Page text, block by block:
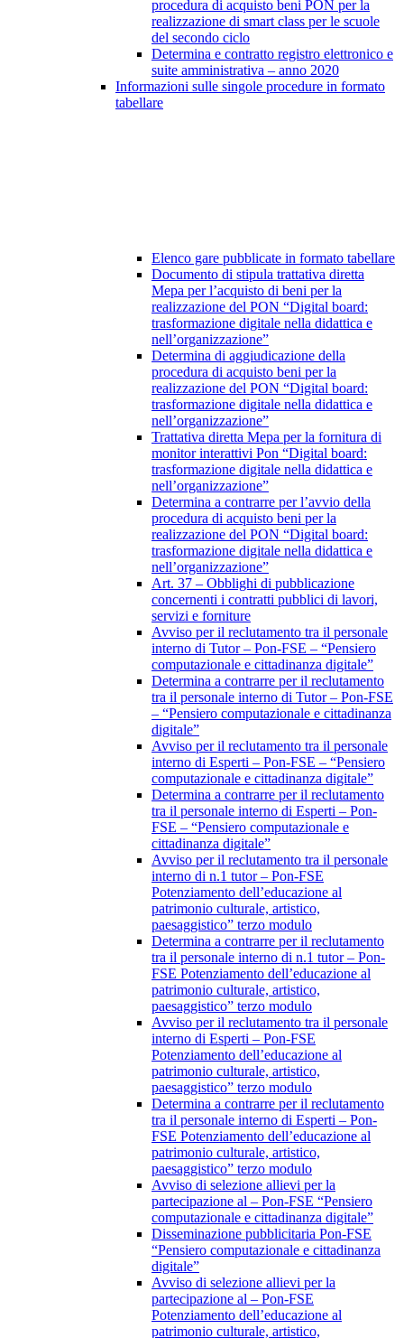
procedura di acquisto beni PON per la
realizzazione di smart class per le scuole
del secondo ciclo
Determina e contratto registro elettronico e
suite amministrativa – anno 2020
Informazioni sulle singole procedure in formato
tabellare
Elenco gare pubblicate in formato tabellare
Documento di stipula trattativa diretta
Mepa per l’acquisto di beni per la
realizzazione del PON “Digital board:
trasformazione digitale nella didattica e
nell’organizzazione”
Determina di aggiudicazione della
procedura di acquisto beni per la
realizzazione del PON “Digital board:
trasformazione digitale nella didattica e
nell’organizzazione”
Trattativa diretta Mepa per la fornitura di
monitor interattivi Pon “Digital board:
trasformazione digitale nella didattica e
nell’organizzazione”
Determina a contrarre per l’avvio della
procedura di acquisto beni per la
realizzazione del PON “Digital board:
trasformazione digitale nella didattica e
nell’organizzazione”
Art. 37 – Obblighi di pubblicazione
concernenti i contratti pubblici di lavori,
servizi e forniture
Avviso per il reclutamento tra il personale
interno di Tutor – Pon-FSE – “Pensiero
computazionale e cittadinanza digitale”
Determina a contrarre per il reclutamento
tra il personale interno di Tutor – Pon-FSE
– “Pensiero computazionale e cittadinanza
digitale”
Avviso per il reclutamento tra il personale
interno di Esperti – Pon-FSE – “Pensiero
computazionale e cittadinanza digitale”
Determina a contrarre per il reclutamento
tra il personale interno di Esperti – Pon-
FSE – “Pensiero computazionale e
cittadinanza digitale”
Avviso per il reclutamento tra il personale
interno di n.1 tutor – Pon-FSE
Potenziamento dell’educazione al
patrimonio culturale, artistico,
paesaggistico” terzo modulo
Determina a contrarre per il reclutamento
tra il personale interno di n.1 tutor – Pon-
FSE Potenziamento dell’educazione al
patrimonio culturale, artistico,
paesaggistico” terzo modulo
Avviso per il reclutamento tra il personale
interno di Esperti – Pon-FSE
Potenziamento dell’educazione al
patrimonio culturale, artistico,
paesaggistico” terzo modulo
Determina a contrarre per il reclutamento
tra il personale interno di Esperti – Pon-
FSE Potenziamento dell’educazione al
patrimonio culturale, artistico,
paesaggistico” terzo modulo
Avviso di selezione allievi per la
partecipazione al – Pon-FSE “Pensiero
computazionale e cittadinanza digitale”
Disseminazione pubblicitaria Pon-FSE
“Pensiero computazionale e cittadinanza
digitale”
Avviso di selezione allievi per la
partecipazione al – Pon-FSE
Potenziamento dell’educazione al
patrimonio culturale, artistico,